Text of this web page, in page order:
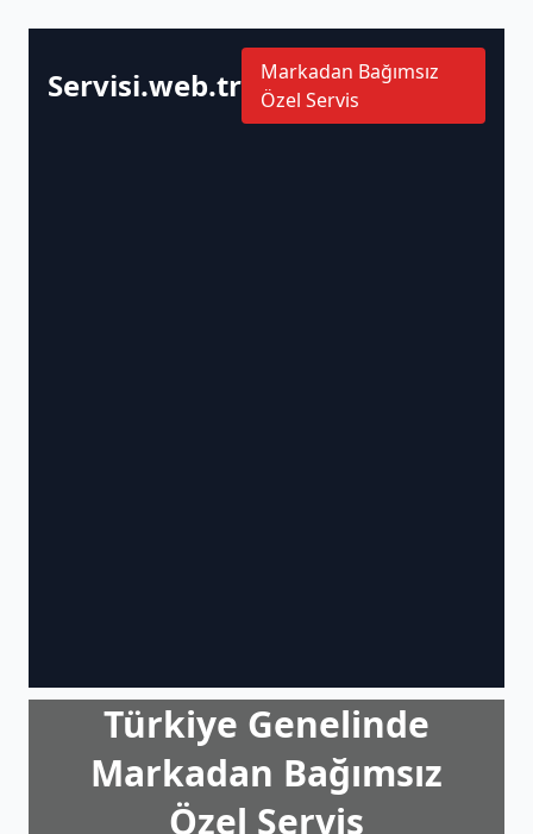
Servisi.web.tr
Markadan Bağımsız
Özel Servis
Türkiye Genelinde
Markadan Bağımsız
Özel Servis